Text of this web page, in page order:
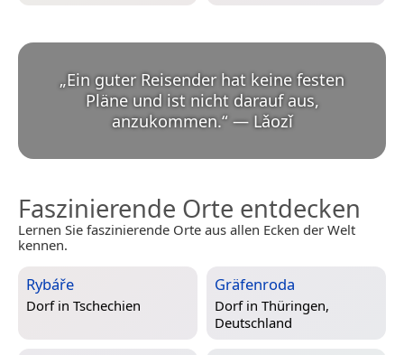
„Ein guter Reisender hat keine festen
Pläne und ist nicht darauf aus,
anzukommen.“ — Lǎozǐ
Faszinierende Orte entdecken
Lernen Sie faszinierende Orte aus allen Ecken der Welt
kennen.
Rybáře
Dorf in Tschechien
Gräfenroda
Dorf in Thüringen,
Deutschland